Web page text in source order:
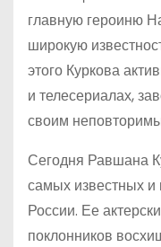
главную героиню
широкую
этого Куркова
и телесериалах,
своим
Сегодня Равшана
самых известных и
России. Ее
поклонников